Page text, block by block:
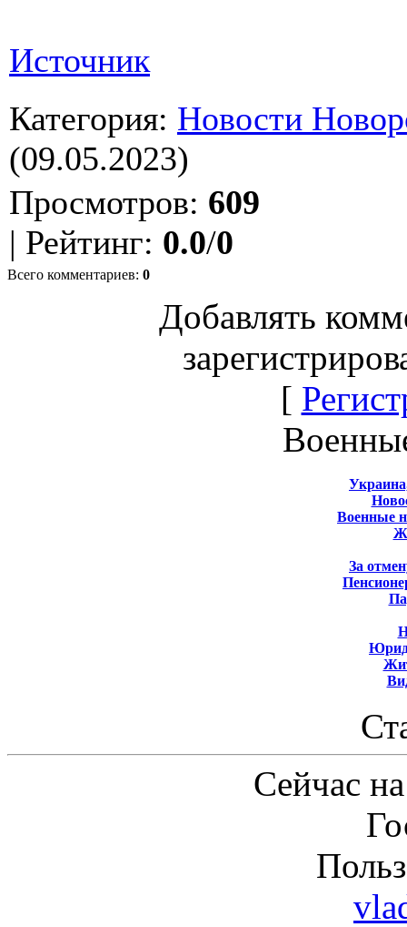
Источник
Категория: Новости
(09.05.2023)
Просмотров: 609
| Рейтинг: 0.0/0
Всего комментариев: 0
Добавлять
[
Военные
За
Сейчас